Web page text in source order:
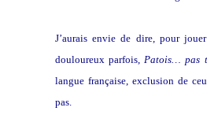
J’aurais envie de dire, pour
douloureux parfois, Patois… pas
langue française, exclusion de
pas.